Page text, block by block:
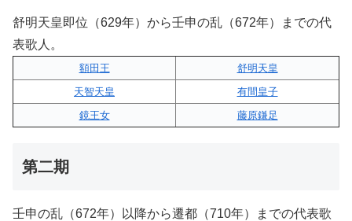
舒明天皇即位（629年）から壬申の乱（672年）までの代
表歌人。
額田王
舒明天皇
天智天皇
有間皇子
鏡王女
藤原鎌足
第二期
壬申の乱（672年）以降から遷都（710年）までの代表歌